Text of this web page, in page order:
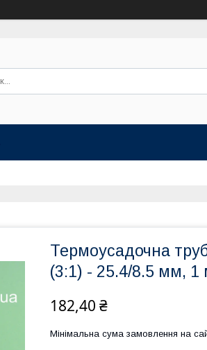
Термоусадочна
(3:1) - 25.4/8.5 мм, 1
182,40 ₴
Мінімальна сума замовлення на